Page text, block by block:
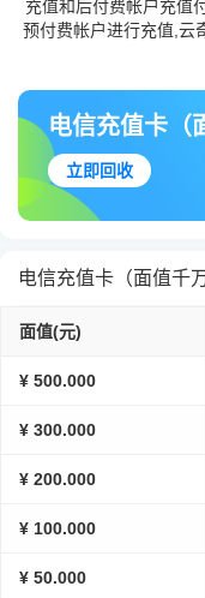
充值和后付费帐户充值
预付费帐户进行充值,云
电信充值卡（
立即回收
电信充值卡（面值千
面值(元)
¥ 500.000
¥ 300.000
¥ 200.000
¥ 100.000
¥ 50.000